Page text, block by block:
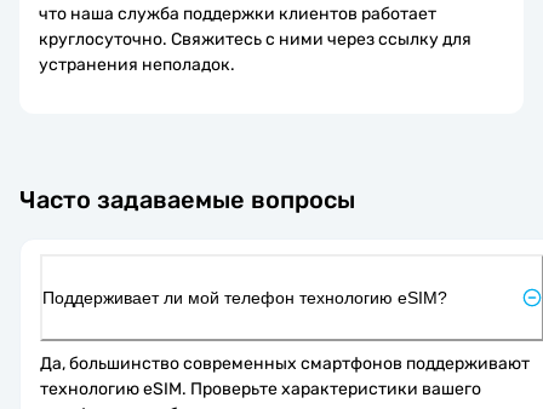
что наша служба поддержки клиентов работает
круглосуточно. Свяжитесь с ними через ссылку для
устранения неполадок.
Часто задаваемые вопросы
Поддерживает ли мой телефон технологию eSIM?
Да, большинство современных смартфонов поддерживают
технологию eSIM. Проверьте характеристики вашего